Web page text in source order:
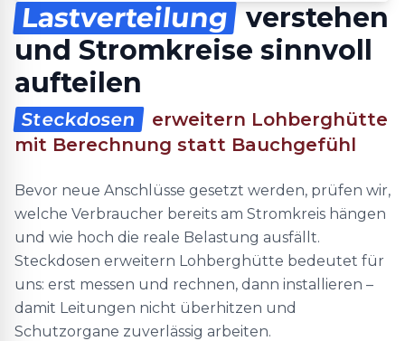
Lastverteilung verstehen
und Stromkreise sinnvoll
aufteilen
Steckdosen
erweitern Lohberghütte
mit Berechnung statt Bauchgefühl
Bevor neue Anschlüsse gesetzt werden, prüfen wir,
welche Verbraucher bereits am Stromkreis hängen
und wie hoch die reale Belastung ausfällt.
Steckdosen erweitern Lohberghütte bedeutet für
uns: erst messen und rechnen, dann installieren –
damit Leitungen nicht überhitzen und
Schutzorgane zuverlässig arbeiten.